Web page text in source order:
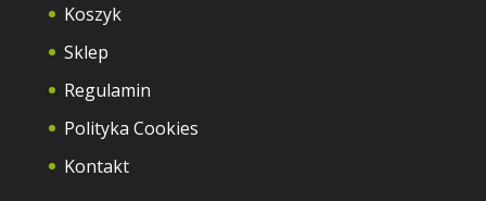
Koszyk
Sklep
Regulamin
Polityka Cookies
Kontakt